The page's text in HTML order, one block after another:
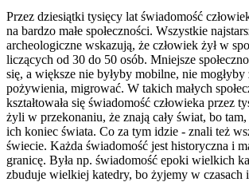
Przez dziesiątki tysięcy lat świadomość
na bardzo małe społeczności. Wszystkie
archeologiczne wskazują, że człowiek żył w
liczących od 30 do 50 osób. Mniejsze
się, a większe nie byłyby mobilne, nie
pożywienia, migrować. W takich małych
kształtowała się świadomość człowieka przez
żyli w przekonaniu, że znają cały świat, bo
ich koniec świata. Co za tym idzie - znali też
świecie. Każda świadomość jest historyczna i
granicę. Była np. świadomość epoki wielkich
zbuduje wielkiej katedry, bo żyjemy w czasach